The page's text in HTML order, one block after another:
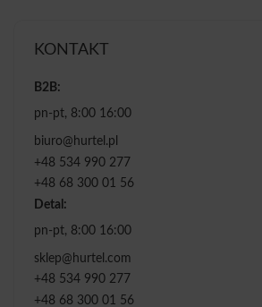
KONTAKT
B2B:
pn-pt, 8:00 16:00
biuro@hurtel.pl
+48 534 990 277
+48 68 300 01 56
Detal:
pn-pt, 8:00 16:00
sklep@hurtel.com
+48 534 990 277
+48 68 300 01 56